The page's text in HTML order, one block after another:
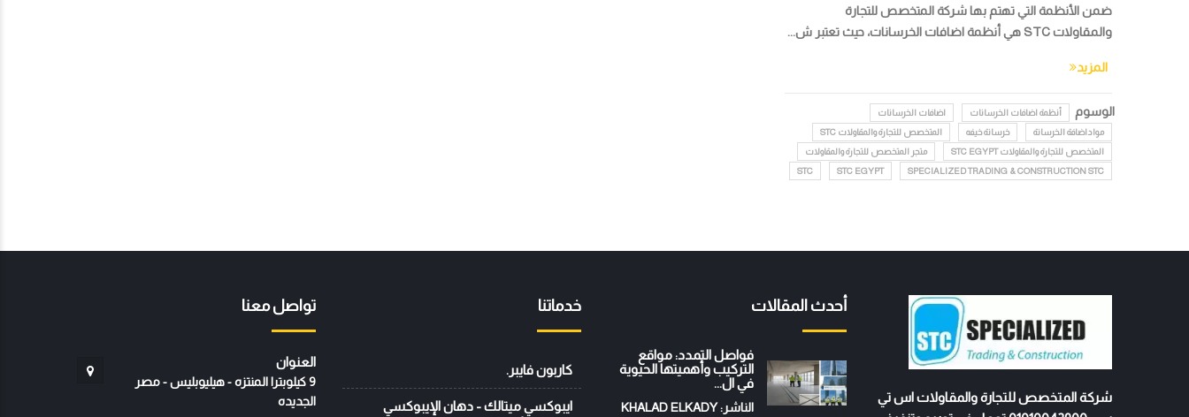
ضمن الأنظمة التي تهتم بها شركة المتخصص للتجارة
والمقاولات STC هي أنظمة اضافات الخرسانات، حيث تعتبر ش...
المزيد
الوسوم أنظمة اضافات الخرسانات
اضافات الخرسانات
مواداضافة الخرسانة
خرسانة خيفه
المتخصص للتجارة والمقاولات STC
المتخصص للتجارة والمقاولات STC EGYPT
متجر المتخصص للتجارة والمقاولات
SPECIALIZED TRADING & CONSTRUCTION STC
STC EGYPT
STC
شركة المتخصص للتجارة والمقاولات اس تي
أحدث المقالات
فواصل التمدد: مواقع
التركيب وأهميتها الحيوية
في ال...
الناشر: KHALAD ELKADY
خدماتنا
كاربون فايبر.
ايبوكسي ميتالك - دهان الإيبوكسي
تواصل معنا
العنوان
9 كيلوبترا المنتزه - هيليوبليس - مصر
الجديده